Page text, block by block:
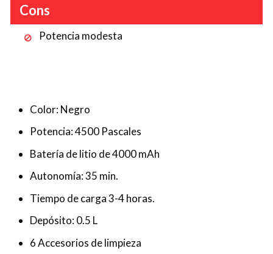
Cons
Potencia modesta
Color: Negro
Potencia: 4500 Pascales
Batería de litio de 4000 mAh
Autonomía: 35 min.
Tiempo de carga 3-4 horas.
Depósito: 0.5 L
6 Accesorios de limpieza